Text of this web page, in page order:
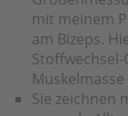
mit meinem
am Bizeps.
Muskelmasse
Sie zeichnen